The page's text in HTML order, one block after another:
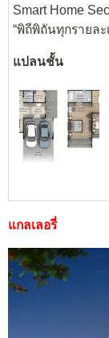
Smart Home
“พิถีพิถันทุกรายล
แปลนชั้น
แกลเลอรี่